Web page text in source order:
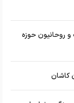
و روحانیون حوزه
کاشان